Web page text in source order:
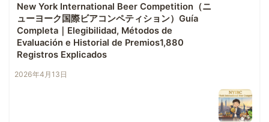
New York International Beer Competition（ニ
ューヨーク国際ビアコンペティション）Guía
Completa｜Elegibilidad, Métodos de
Evaluación e Historial de Premios1,880
Registros Explicados
2026年4月13日